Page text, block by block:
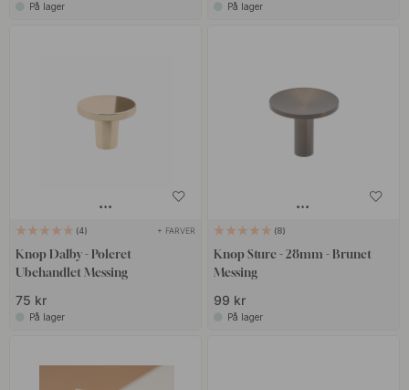
På lager På lager
4 + FARVER
Knop Dalby - Poleret
Ubehandlet Messing
75 kr
På lager
8
Knop Sture - 28mm - Brunet
Messing
99 kr
På lager